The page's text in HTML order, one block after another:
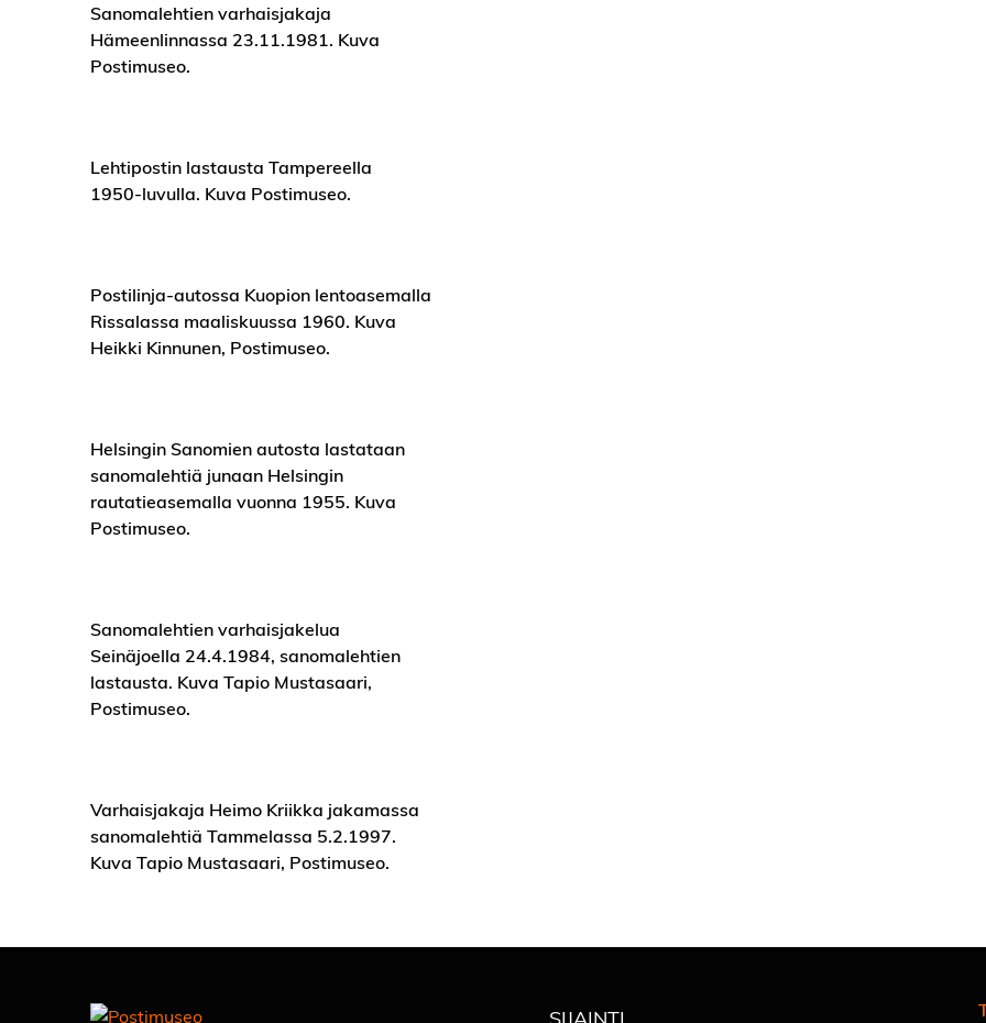
Sanomalehtien varhaisjakaja
Hämeenlinnassa 23.11.1981. Kuva
Postimuseo.
Lehtipostin lastausta Tampereella
1950-luvulla. Kuva Postimuseo.
Postilinja-autossa Kuopion lentoasemalla
Rissalassa maaliskuussa 1960. Kuva
Heikki Kinnunen, Postimuseo.
Helsingin Sanomien autosta lastataan
sanomalehtiä junaan Helsingin
rautatieasemalla vuonna 1955. Kuva
Postimuseo.
Sanomalehtien varhaisjakelua
Seinäjoella 24.4.1984, sanomalehtien
lastausta. Kuva Tapio Mustasaari,
Postimuseo.
Varhaisjakaja Heimo Kriikka jakamassa
sanomalehtiä Tammelassa 5.2.1997.
Kuva Tapio Mustasaari, Postimuseo.
SIJAINTI